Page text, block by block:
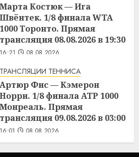
Марта Костюк — Ига
Швёнтек. 1/8 финала WTA
1000 Торонто. Прямая
трансляция 08.08.2026 в 19:30
16:21 08.08.2026
ТРАНСЛЯЦИИ ТЕННИСА
Артюр Фис — Кэмерон
Норри. 1/8 финала ATP 1000
Монреаль. Прямая
трансляция 09.08.2026 в 03:00
16:01 08.08.2026